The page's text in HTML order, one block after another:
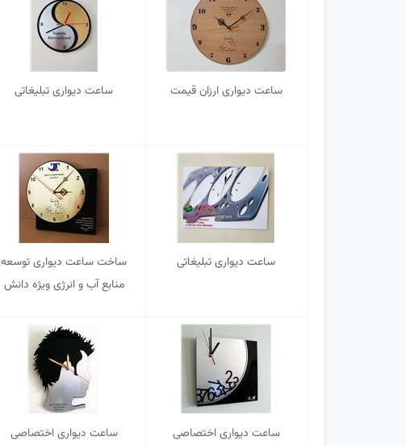
ساعت دیواری ارزان قیمت ساعت دیواری تبلیغاتی
ساعت دیواری تبلیغاتی
ساخت ساعت دیواری توسعه
منابع آب و انرژی ویژه دانش
ساعت دیواری اختصاصی ساعت دیواری اختصاصی